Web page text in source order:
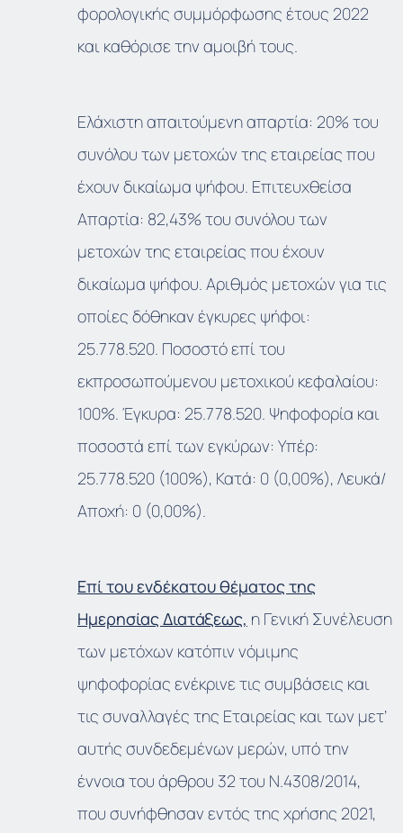
φορολογικής συμμόρφωσης έτους 2022
και καθόρισε την αμοιβή τους.
Ελάχιστη απαιτούμενη απαρτία: 20% του
συνόλου των μετοχών της εταιρείας που
έχουν δικαίωμα ψήφου. Επιτευχθείσα
Απαρτία: 82,43% του συνόλου των
μετοχών της εταιρείας που έχουν
δικαίωμα ψήφου. Αριθμός μετοχών για τις
οποίες δόθηκαν έγκυρες ψήφοι:
25.778.520. Ποσοστό επί του
εκπροσωπούμενου μετοχικού κεφαλαίου:
100%. Έγκυρα: 25.778.520. Ψηφοφορία και
ποσοστά επί των εγκύρων: Υπέρ:
25.778.520 (100%), Κατά: 0 (0,00%), Λευκά/
Αποχή: 0 (0,00%).
Επί του ενδέκατου θέματος της
Ημερησίας Διατάξεως, η Γενική Συνέλευση
των μετόχων κατόπιν νόμιμης
ψηφοφορίας ενέκρινε τις συμβάσεις και
τις συναλλαγές της Εταιρείας και των μετ’
αυτής συνδεδεμένων μερών, υπό την
έννοια του άρθρου 32 του Ν.4308/2014,
που συνήφθησαν εντός της χρήσης 2021,